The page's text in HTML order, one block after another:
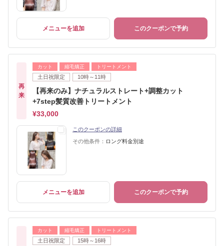
メニューを追加 このクーポンで予約
再
来
カット 縮毛矯正 トリートメント
土日祝限定 10時～11時
【再来のみ】ナチュラルストレート+調整カット
+7step髪質改善トリートメント
¥33,000
このクーポンの詳細
その他条件： ロング料金別途
メニューを追加 このクーポンで予約
カット 縮毛矯正 トリートメント
土日祝限定 15時～16時